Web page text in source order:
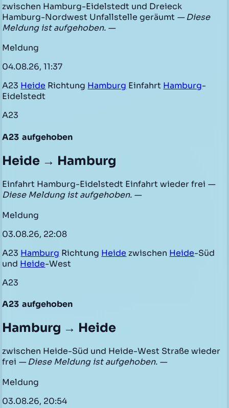
zwischen Hamburg-Eidelstedt und Dreieck
Hamburg-Nordwest Unfallstelle geräumt — Diese
Meldung ist aufgehoben. —
Meldung
04.08.26, 11:37
A23 Heide Richtung Hamburg Einfahrt Hamburg-
Eidelstedt
A23
A23 aufgehoben
Heide → Hamburg
Einfahrt Hamburg-Eidelstedt Einfahrt wieder frei —
Diese Meldung ist aufgehoben. —
Meldung
03.08.26, 22:08
A23 Hamburg Richtung Heide zwischen Heide-Süd
und Heide-West
A23
A23 aufgehoben
Hamburg → Heide
zwischen Heide-Süd und Heide-West Straße wieder
frei — Diese Meldung ist aufgehoben. —
Meldung
03.08.26, 20:54